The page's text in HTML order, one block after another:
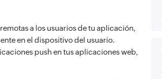
a los usuarios de tu aplicación,
en el dispositivo del usuario.
push en tus aplicaciones web,